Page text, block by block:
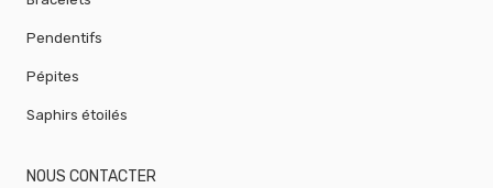
Pendentifs
Pépites
Saphirs étoilés
NOUS CONTACTER